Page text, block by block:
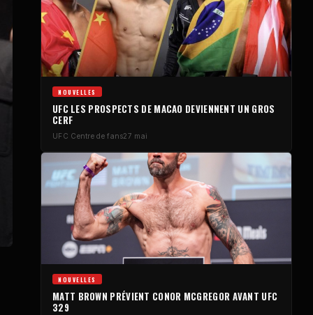
NOUVELLES
UFC LES PROSPECTS DE MACAO DEVIENNENT UN GROS
CERF
UFC Centre de fans27 mai
NOUVELLES
MATT BROWN PRÉVIENT CONOR MCGREGOR AVANT UFC
329